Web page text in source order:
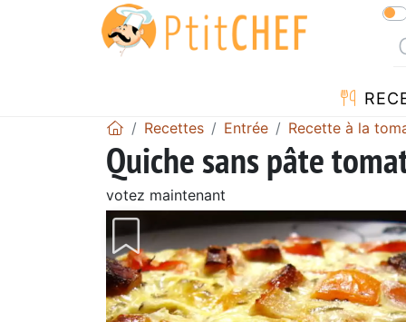
Recettes Entrée Recette à la
Quiche sans pâte
votez maintenant